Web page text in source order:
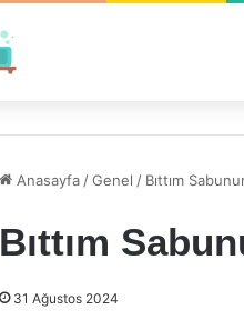
Anasayfa /Genel / Bıttım
Bıttım
31 Ağustos 2024